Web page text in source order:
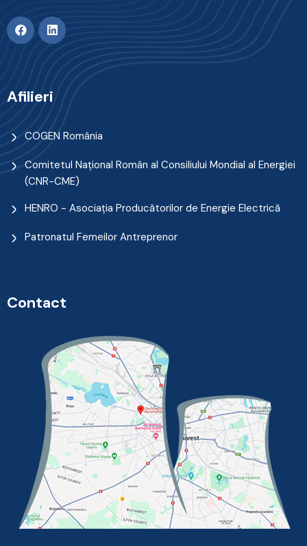
Afilieri
COGEN România
Comitetul Naţional Român al Consiliului Mondial al Energiei
(CNR-CME)
HENRO - Asociația Producătorilor de Energie Electrică
Patronatul Femeilor Antreprenor
Contact